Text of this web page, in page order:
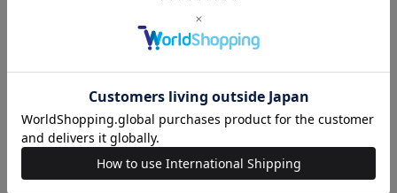
UNUS 商品一覧
KAWAMURA / 165cm
着用サイズ : 36
着用サイズ : 36
View More